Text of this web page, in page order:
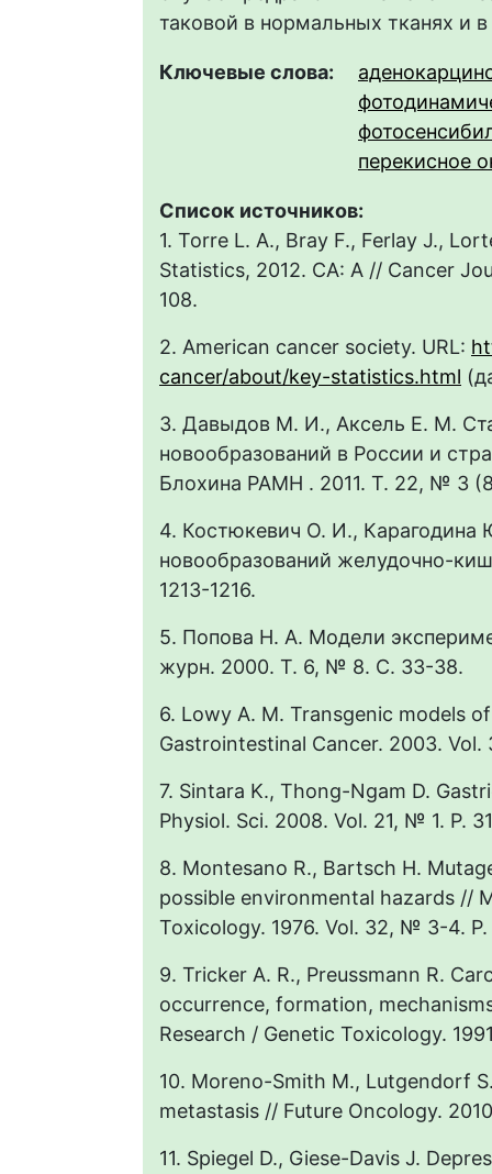
таковой в нормальных тканях и
Ключевые слова:
перекисное
Список источников:
1. Torre L. A., Bray F., Ferlay J.,
Statistics, 2012. CA: A // Cancer
108.
2. American cancer society. URL:
cancer/about/key-statistics.html
3. Давыдов М. И., Аксель Е. М.
новообразований в России и
Блохина РАМН . 2011. Т. 22, № 3
4. Костюкевич О. И., Карагодина
новообразований желудочно-
1213-1216.
5. Попова Н. А. Модели
журн. 2000. Т. 6, № 8. С. 33-38.
6. Lowy A. M. Transgenic models
Gastrointestinal Cancer. 2003.
7. Sintara K., Thong-Ngam D.
Physiol. Sci. 2008. Vol. 21, № 1. P.
8. Montesano R., Bartsch H.
possible environmental hazards //
Toxicology. 1976. Vol. 32, № 3-4. P.
9. Tricker A. R., Preussmann R.
occurrence, formation,
Research / Genetic Toxicology.
10. Moreno-Smith M., Lutgendorf
metastasis // Future Oncology.
11. Spiegel D., Giese-Davis J.